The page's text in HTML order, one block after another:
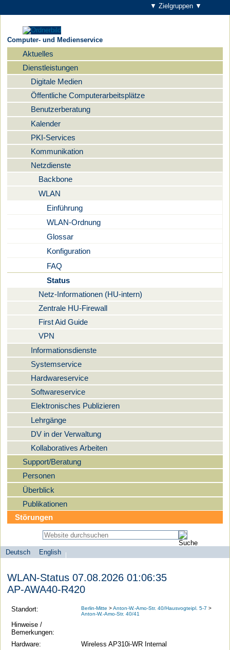
▼ Zielgruppen ▼
Computer- und Medienservice
Navigation
Aktuelles
Dienstleistungen
Digitale Medien
Öffentliche Computerarbeitsplätze
Benutzerberatung
Kalender
PKI-Services
Kommunikation
Netzdienste
Backbone
WLAN
Einführung
WLAN-Ordnung
Glossar
Konfiguration
FAQ
Status
Netz-Informationen (HU-intern)
Zentrale HU-Firewall
First Aid Guide
VPN
Informationsdienste
Systemservice
Hardwareservice
Softwareservice
Elektronisches Publizieren
Lehrgänge
DV in der Verwaltung
Kollaboratives Arbeiten
Support/Beratung
Personen
Überblick
Publikationen
Störungen
Sprachauswahl
Deutsch
English
search-menu
Universität
zu
Berlin
Computer-
und
WLAN-Status 07.08.2026 01:06:35
AP-AWA40-R420
Standort: Berlin-Mitte >Anton-W.-Amo-Str. 40/Hausvogteipl. 5-7 >
Anton-W.-Amo-Str. 40/41
Hinweise /
Bemerkungen:
Hardware:
Wireless AP310i-WR Internal